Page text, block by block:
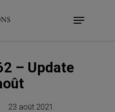
Menu
– Update
23 août 2021